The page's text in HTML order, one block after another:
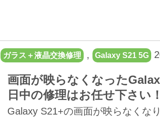
ガラス＋液晶交換修理 , Galaxy S21 5G
画面が映らなくなった
日中の修理はお任せ下さい！
Galaxy S21+の画面が映らなくな